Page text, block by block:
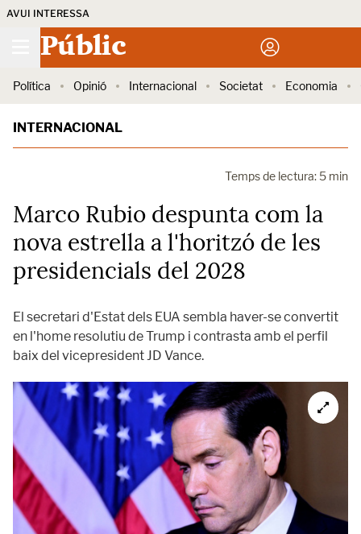
AVUI INTERESSA
Públic
Política Opinió Internacional Societat Economia
INTERNACIONAL
Temps de lectura: 5 min
Marco Rubio despunta com la
nova estrella a l'horitzó de les
presidencials del 2028
El secretari d'Estat dels EUA sembla haver-se convertit
en l'home resolutiu de Trump i contrasta amb el perfil
baix del vicepresident JD Vance.